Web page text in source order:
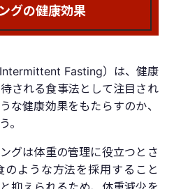
グの健康効果
Fasting）は、健康
される食事法として注目され
な健康効果をもたらすのか、
。
グは体重の管理に役立つとさ
のような方法を採用すること